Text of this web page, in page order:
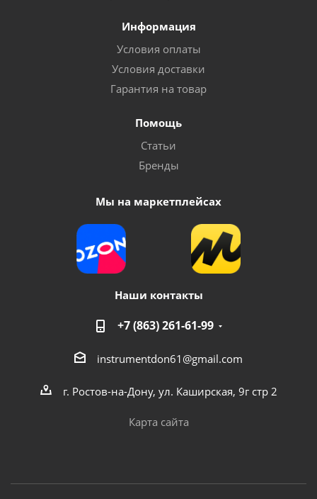
Информация
Условия оплаты
Условия доставки
Гарантия на товар
Помощь
Статьи
Бренды
Мы на маркетплейсах
Наши контакты
+7 (863) 261-61-99
instrumentdon61@gmail.com
г. Ростов-на-Дону, ул. Каширская, 9г стр 2
Карта сайта